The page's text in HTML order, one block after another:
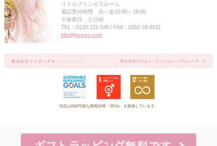
リトルプリンセスルーム
電話受付時間 月～金10:00～16:00
※休業日…土日祝
TEL：0120-221-040 / FAX：0282-28-6611
info@lproom.com
当店は持続可能な開発目標「SDGs」を推進しています。